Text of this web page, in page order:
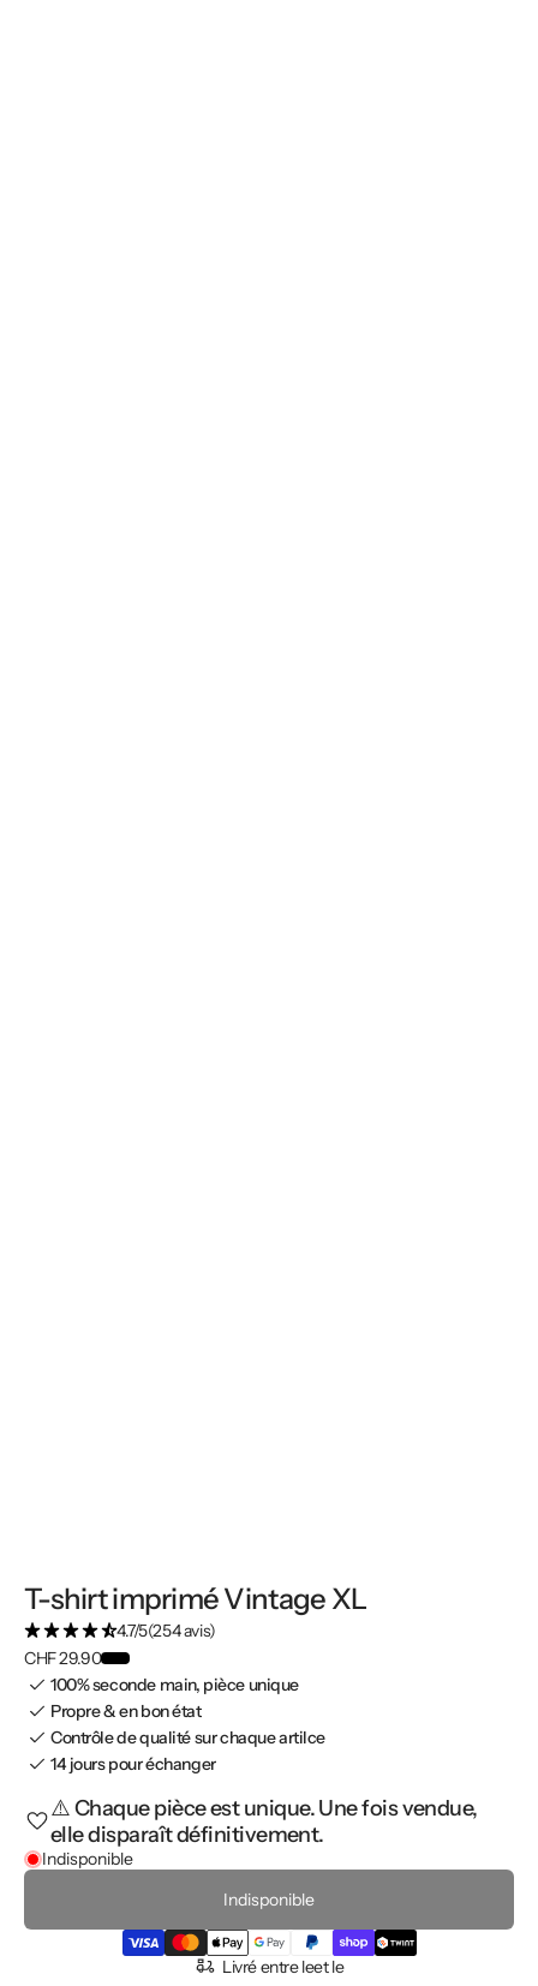
T-shirt imprimé Vintage XL
4.7/5(254 avis)
CHF 29.90
100% seconde main, pièce unique
Propre & en bon état
Contrôle de qualité sur chaque artilce
14 jours pour échanger
⚠️ Chaque pièce est unique. Une fois vendue,
elle disparaît définitivement.
Indisponible
Indisponible
Livré entre leet le